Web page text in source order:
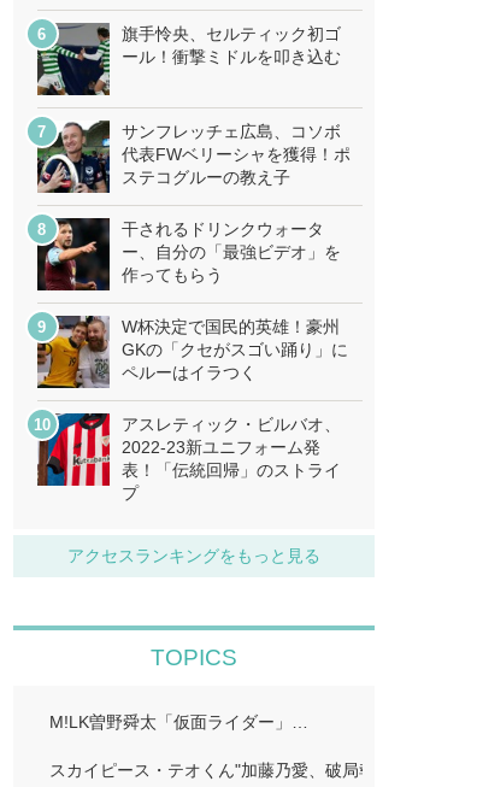
旗手怜央、セルティック初ゴ
ール！衝撃ミドルを叩き込む
サンフレッチェ広島、コソボ
代表FWベリーシャを獲得！ポ
ステコグルーの教え子
干されるドリンクウォータ
ー、自分の「最強ビデオ」を
作ってもらう
W杯決定で国民的英雄！豪州
GKの「クセがスゴい踊り」に
ペルーはイラつく
アスレティック・ビルバオ、
2022-23新ユニフォーム発
表！「伝統回帰」のストライ
プ
アクセスランキングをもっと見る
TOPICS
M!LK曽野舜太「仮面ライダー」…
スカイピース・テオくん"加藤乃愛、破局報告「どちら